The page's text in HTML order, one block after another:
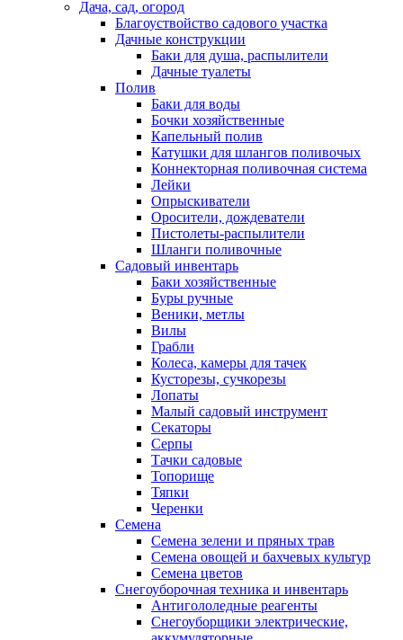
Дача, сад, огород
Благоуствойство садового участка
Дачные конструкции
Баки для душа, распылители
Дачные туалеты
Полив
Баки для воды
Бочки хозяйственные
Капельный полив
Катушки для шлангов поливочых
Коннекторная поливочная система
Лейки
Опрыскиватели
Оросители, дождеватели
Пистолеты-распылители
Шланги поливочные
Садовый инвентарь
Баки хозяйственные
Буры ручные
Веники, метлы
Вилы
Грабли
Колеса, камеры для тачек
Кусторезы, сучкорезы
Лопаты
Малый садовый инструмент
Секаторы
Серпы
Тачки садовые
Топорище
Тяпки
Черенки
Семена
Семена зелени и пряных трав
Семена овощей и бахчевых культур
Семена цветов
Снегоуборочная техника и инвентарь
Антигололедные реагенты
Снегоуборщики электрические,